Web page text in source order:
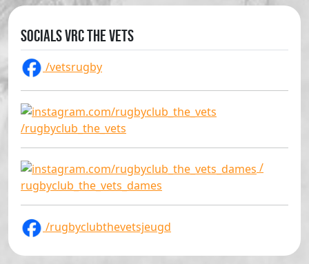
Socials VRC The Vets
/vetsrugby
/rugbyclub_the_vets
/
rugbyclub_the_vets_dames
/rugbyclubthevetsjeugd